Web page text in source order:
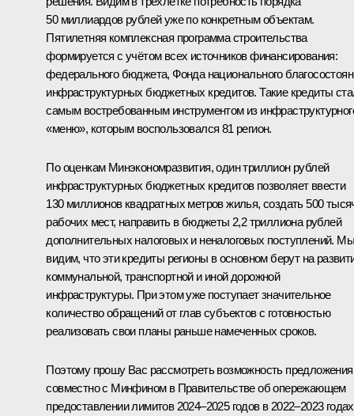
50 миллиардов рублей уже по конкретным объектам.
Пятилетняя комплексная программа строительства
формируется с учётом всех источников финансирования:
федерального бюджета, Фонда национального
инфраструктурных бюджетных кредитов. Такие кредиты
самым востребованным инструментом из
«меню», которым воспользовался 81 регион.
По оценкам Минэкономразвития, один триллион рублей
инфраструктурных бюджетных кредитов позволяет ввести
130 миллионов квадратных метров жилья, создать 500
рабочих мест, направить в бюджеты 2,2 триллиона рублей
дополнительных налоговых и неналоговых поступлений. Мы
видим, что эти кредиты регионы в основном берут на
коммунальной, транспортной и иной дорожной
инфраструктуры. При этом уже поступает значительное
количество обращений от глав субъектов с готовностью
реализовать свои планы раньше намеченных сроков.
Поэтому прошу Вас рассмотреть возможность предложения
совместно с Минфином в Правительстве об опережающем
предоставлении лимитов 2024–2025 годов в 2022–2023